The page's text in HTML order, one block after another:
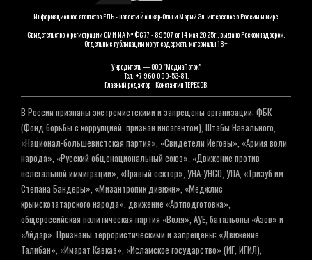
Информационное агентство ЕЛЬ - новости Йошкар-Олы и Марий Эл, интересное в России и мире.
Свидетельство о регистрации СМИ ИА № ФС 77 - 89507 от 14 мая 2025г., выдано Роскомнадзором.
Отдельные публикации могут содержать материалы 18+
Учредитель — ООО "МедиаПоток"
Тел.: +7 960 099-53-81.
Главный редактор - Константин ТЕРЕХОВ.
В России признаны экстремистскими и запрещены организации: ФБК
(Фонд борьбы с коррупцией, признан иноагентом), Штабы Навального,
«Национал-большевистская партия», «Свидетели Иеговы», «Армия воли
народа», «Русский общенациональный союз», «Движение против
нелегальной иммиграции», «Правый сектор», УНА-УНСО, УПА, «Тризуб им.
Степана Бандеры», «Мизантропик дивижн», «Меджлис
крымскотатарского народа», движение «Артподготовка»,
общероссийская политическая партия «Воля», АУЕ, батальоны «Азов» и
«Айдар». Признаны террористическими и запрещены: «Движение
Талибан», «Имарат Кавказ», «Исламское государство» (ИГ, ИГИЛ),